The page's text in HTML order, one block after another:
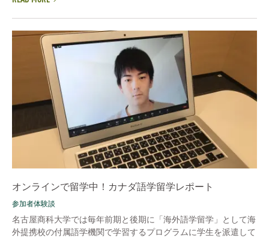
オンラインで留学中！カナダ語学留学レポート
参加者体験談
名古屋商科大学では毎年前期と後期に「海外語学留学」として海
外提携校の付属語学機関で学習するプログラムに学生を派遣して